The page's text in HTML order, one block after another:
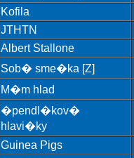
Kofila
JTHTN
Albert Stallone
Sob� sme�ka [Z]
M�m hlad
�pendl�kov�
hlavi�ky
Guinea Pigs